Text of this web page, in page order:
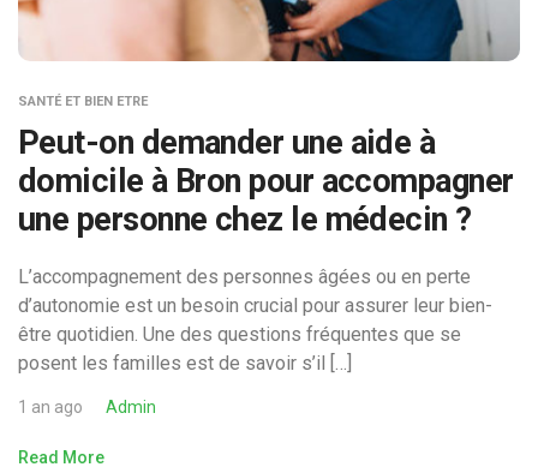
SANTÉ ET BIEN ETRE
Peut-on demander une aide à
domicile à Bron pour accompagner
une personne chez le médecin ?
L’accompagnement des personnes âgées ou en perte
d’autonomie est un besoin crucial pour assurer leur bien-
être quotidien. Une des questions fréquentes que se
posent les familles est de savoir s’il […]
1 an ago Admin
Read More